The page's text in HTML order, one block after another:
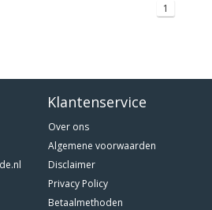
1
Klantenservice
Over ons
Algemene voorwaarden
Disclaimer
Privacy Policy
Betaalmethoden